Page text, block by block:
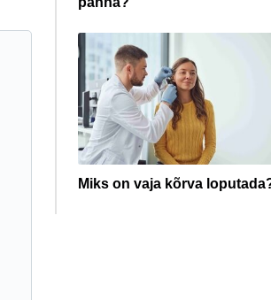
Miks on vaja kõrva